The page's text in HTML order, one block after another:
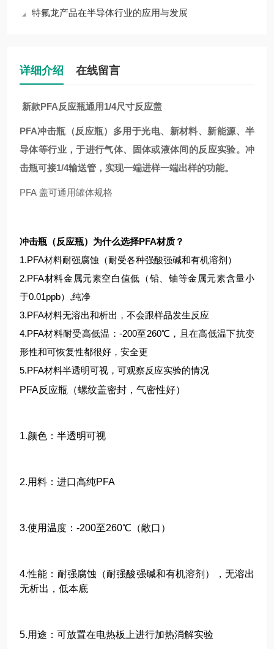
特氟龙产品在半导体行业的应用与发展
详细介绍 在线留言
新款PFA反应瓶通用1/4尺寸反应盖
PFA冲击瓶（反应瓶）多用于光电、新材料、新能源、半
导体等行业，于进行气体、固体或液体间的反应实验。冲
击瓶可接1/4输送管，实现一端进样一端出样的功能。
PFA 盖可通用罐体规格
冲击瓶（反应瓶）为什么选择PFA材质？
1.PFA材料耐强腐蚀（耐受各种强酸强碱和有机溶剂）
2.PFA材料金属元素空白值低（铅、铀等金属元素含量小
于0.01ppb）,纯净
3.PFA材料无溶出和析出，不会跟样品发生反应
4.PFA材料耐受高低温：-200至260℃，且在高低温下抗变
形性和可恢复性都很好，安全更
5.PFA材料半透明可视，可观察反应实验的情况
PFA反应瓶（螺纹盖密封，气密性好）
1.颜色：半透明可视
2.用料：进口高纯PFA
3.使用温度：-200至260℃（敞口）
4.性能：耐强腐蚀（耐强酸强碱和有机溶剂），无溶出
无析出，低本底
5.用途：可放置在电热板上进行加热消解实验